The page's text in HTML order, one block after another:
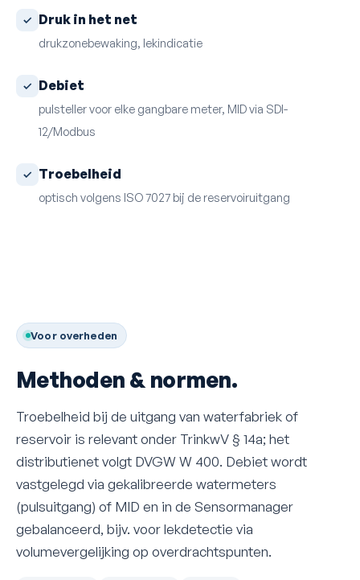
Druk in het net
drukzonebewaking, lekindicatie
Debiet
pulsteller voor elke gangbare meter, MID via SDI-
12/Modbus
Troebelheid
optisch volgens ISO 7027 bij de reservoiruitgang
Voor overheden
Methoden & normen.
Troebelheid bij de uitgang van waterfabriek of
reservoir is relevant onder TrinkwV § 14a; het
distributienet volgt DVGW W 400. Debiet wordt
vastgelegd via gekalibreerde watermeters
(pulsuitgang) of MID en in de Sensormanager
gebalanceerd, bijv. voor lekdetectie via
volumevergelijking op overdrachtspunten.